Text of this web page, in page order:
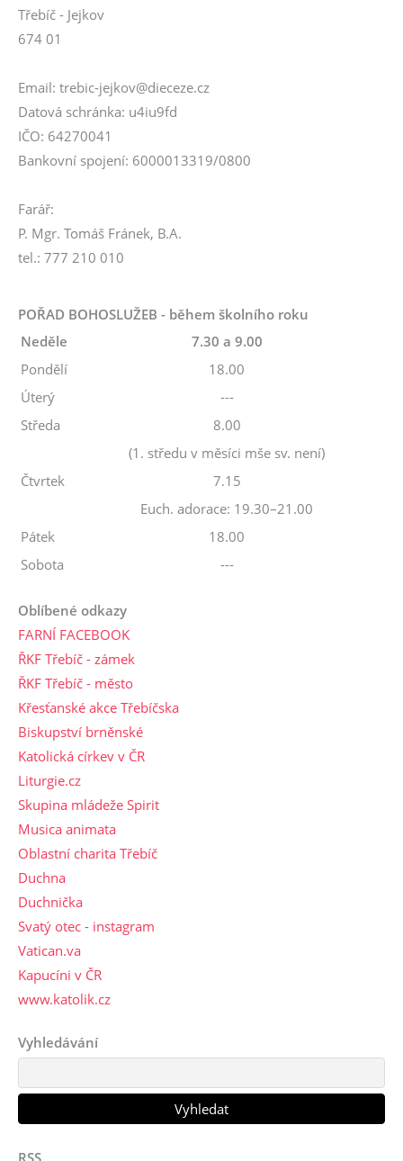
Třebíč - Jejkov
674 01
Email: trebic-jejkov@dieceze.cz
Datová schránka: u4iu9fd
IČO: 64270041
Bankovní spojení: 6000013319/0800
Farář:
P. Mgr. Tomáš Fránek, B.A.
tel.: 777 210 010
POŘAD BOHOSLUŽEB - během školního roku
Neděle
7.30 a 9.00
Pondělí
18.00
Úterý
---
Středa
8.00
(1. středu v měsíci mše sv. není)
Čtvrtek
7.15
Euch. adorace: 19.30–21.00
Pátek
18.00
Sobota
---
Oblíbené odkazy
FARNÍ FACEBOOK
ŘKF Třebíč - zámek
ŘKF Třebíč - město
Křesťanské akce Třebíčska
Biskupství brněnské
Katolická církev v ČR
Liturgie.cz
Skupina mládeže Spirit
Musica animata
Oblastní charita Třebíč
Duchna
Duchnička
Svatý otec - instagram
Vatican.va
Kapucíni v ČR
www.katolik.cz
Vyhledávání
RSS